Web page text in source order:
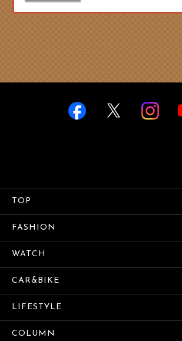
TOP
FASHION
WATCH
CAR&BIKE
LIFESTYLE
COLUMN